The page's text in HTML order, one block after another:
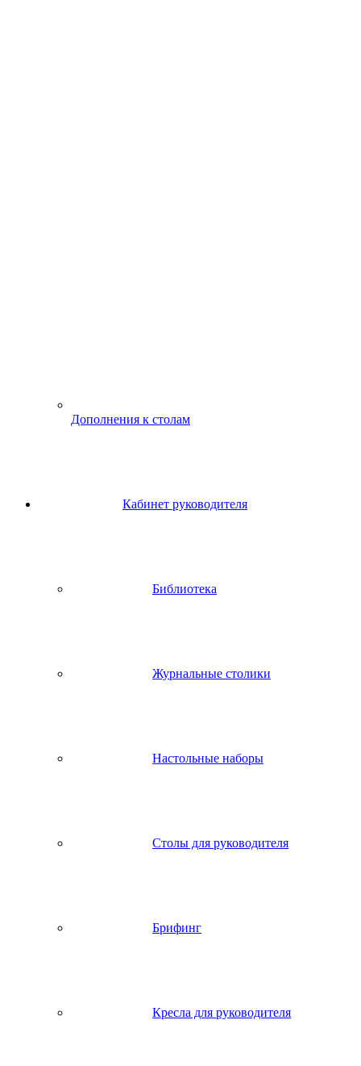
Дополнения к столам
Кабинет руководителя
Библиотека
Журнальные столики
Настольные наборы
Столы для руководителя
Брифинг
Кресла для руководителя